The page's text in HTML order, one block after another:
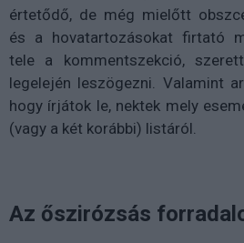
értetődő, de még mielőtt
és a hovatartozásokat firtató
tele a kommentszekció,
legelején leszögezni. Valamint
hogy írjátok le, nektek mely
(vagy a két korábbi) listáról.
Az őszirózsás